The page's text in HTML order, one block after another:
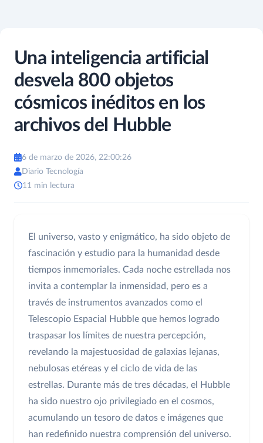
Una inteligencia artificial
desvela 800 objetos
cósmicos inéditos en los
archivos del Hubble
6 de marzo de 2026, 22:00:26
Diario Tecnología
11 min lectura
El universo, vasto y enigmático, ha sido objeto de
fascinación y estudio para la humanidad desde
tiempos inmemoriales. Cada noche estrellada nos
invita a contemplar la inmensidad, pero es a
través de instrumentos avanzados como el
Telescopio Espacial Hubble que hemos logrado
traspasar los límites de nuestra percepción,
revelando la majestuosidad de galaxias lejanas,
nebulosas etéreas y el ciclo de vida de las
estrellas. Durante más de tres décadas, el Hubble
ha sido nuestro ojo privilegiado en el cosmos,
acumulando un tesoro de datos e imágenes que
han redefinido nuestra comprensión del universo.